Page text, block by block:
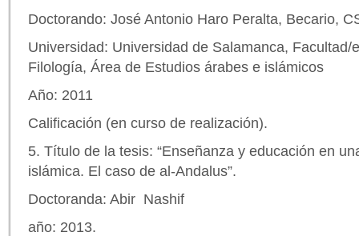
Doctorando: José Antonio Haro Peralta, Becario,
Universidad: Universidad de Salamanca, Facultad/
Filología, Área de Estudios árabes e islámicos
Año: 2011
Calificación (en curso de realización).
5. Título de la tesis: “Enseñanza y educación en
islámica. El caso de al-Andalus”.
Doctoranda: Abir Nashif
año: 2013.